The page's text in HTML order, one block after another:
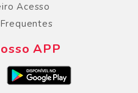
Acesso
APP